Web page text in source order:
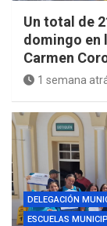
Un total de
domingo en
Carmen
1 semana
DELEGACIÓN
ESCUELAS